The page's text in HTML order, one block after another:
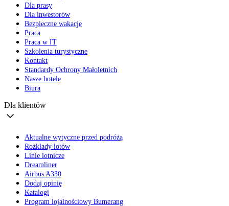
Dla prasy
Dla inwestorów
Bezpieczne wakacje
Praca
Praca w IT
Szkolenia turystyczne
Kontakt
Standardy Ochrony Małoletnich
Nasze hotele
Biura
Dla klientów
Aktualne wytyczne przed podróżą
Rozkłady lotów
Linie lotnicze
Dreamliner
Airbus A330
Dodaj opinię
Katalogi
Program lojalnościowy Bumerang